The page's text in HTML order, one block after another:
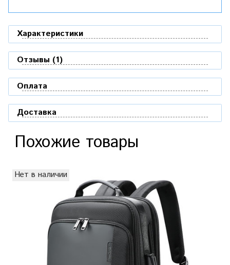
Характеристики
Отзывы (1)
Оплата
Доставка
Похожие товары
Нет в наличии